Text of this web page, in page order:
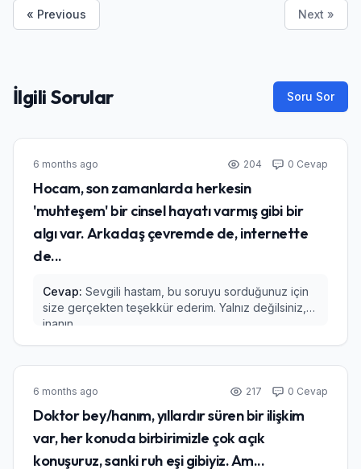
« Previous Next »
İlgili Sorular Soru Sor
6 months ago 204 0 Cevap
Hocam, son zamanlarda herkesin
'muhteşem' bir cinsel hayatı varmış gibi bir
algı var. Arkadaş çevremde de, internette
de...
Cevap: Sevgili hastam, bu soruyu sorduğunuz için
size gerçekten teşekkür ederim. Yalnız değilsiniz,
inanın...
6 months ago 217 0 Cevap
Doktor bey/hanım, yıllardır süren bir ilişkim
var, her konuda birbirimizle çok açık
konuşuruz, sanki ruh eşi gibiyiz. Am...